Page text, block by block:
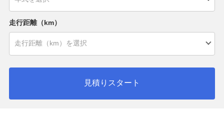
走行距離（km）
見積りスタート